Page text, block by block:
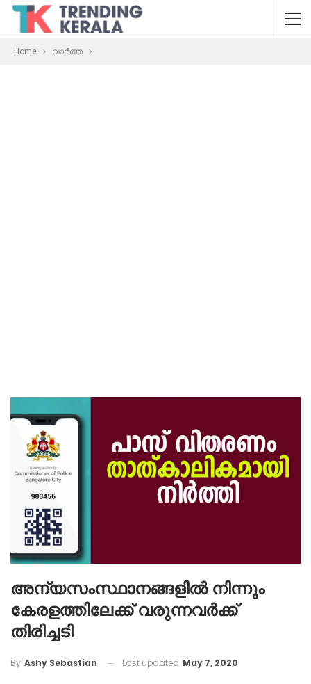
Home വാർത്ത
അന്യസംസ്ഥാനങ്ങളിൽ നിന്നും
കേരളത്തിലേക്ക് വരുന്നവർക്ക്
തിരിച്ചടി
By Ashy Sebastian Last updated May 7, 2020